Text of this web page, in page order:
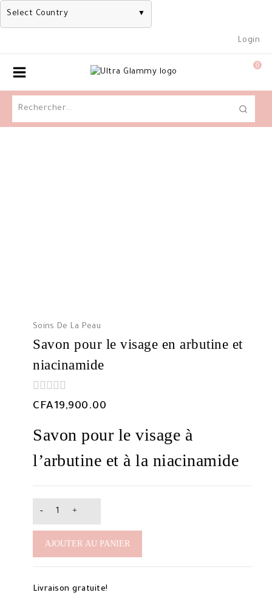
Select Country ▼
Login
0
Rechercher :
Soins De La Peau
Savon pour le visage en arbutine et
niacinamide
0
out
5
CFA19,900.00
Savon pour le visage à
l’arbutine et à la niacinamide
quantité
pour
en
AJOUTER AU PANIER
Livraison gratuite!